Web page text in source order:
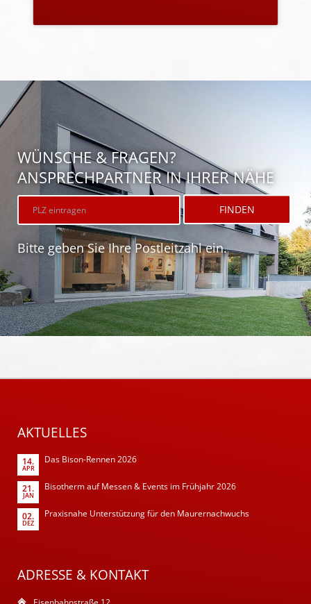
WÜNSCHE & FRAGEN?
ANSPRECHPARTNER IN IHRER NÄHE
Bitte geben Sie Ihre Postleitzahl ein.
AKTUELLES
14.
APR
Das Bison-Rennen 2026
21.
JAN
Bisotherm auf Messen & Events im Frühjahr 2026
02.
DEZ
Praxisnahe Unterstützung für den Maurernachwuchs
ADRESSE & KONTAKT